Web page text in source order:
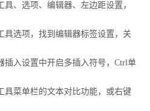
、选项、编辑器、左边距设置，
具选项，找到编辑器标签设置，关
插入设置中开启多插入符号，Ctrl单
具菜单栏的文本对比功能，或右键